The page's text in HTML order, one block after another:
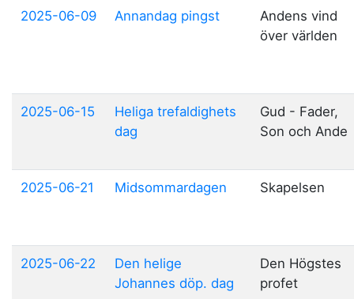
2025-06-09 Annandag pingst
Andens vind
över världen
2025-06-15
Heliga trefaldighets
dag
Gud - Fader,
Son och Ande
2025-06-21 Midsommardagen Skapelsen
2025-06-22
Den helige
Johannes döp. dag
Den Högstes
profet